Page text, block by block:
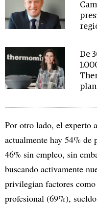
De
Por otro lado, el experto
actualmente hay 54% de
46% sin empleo, sin
buscando activamente
privilegian factores
profesional (69%),